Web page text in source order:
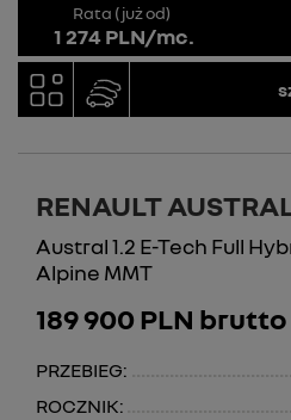
Rata (już od)
1 274 PLN/mc.
RENAULT
Austral 1.2 E-Tech Full
Alpine MMT
189 900 PLN brutto
PRZEBIEG:
ROCZNIK: